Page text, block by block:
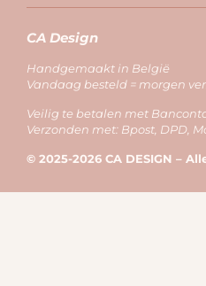
CA Design
Handgemaakt in België
Vandaag besteld = morgen
Veilig te betalen met
Verzonden met: Bpost, DPD,
© 2025-2026 CA DESIGN –